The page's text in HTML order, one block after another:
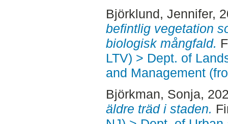
Björklund, Jennifer,
befintlig vegetation
biologisk mångfald.
LTV) > Dept. of
and Management
Björkman, Sonja,
äldre träd i staden.